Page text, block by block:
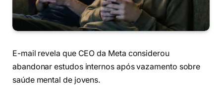
E-mail revela que CEO da Meta considerou
abandonar estudos internos após vazamento sobre
saúde mental de jovens.